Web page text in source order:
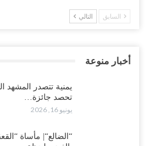
السابق التالي
أخبار منوعة
يمنية تتصدر المشهد
تحصد جائزة…
يونيو 16, 2026
“الضالع“| مأساة